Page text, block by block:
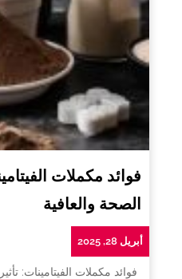
فوائد مكملات
الصحة والعافية
أبريل 28, 2025
فوائد مكملات الفيتامينات: